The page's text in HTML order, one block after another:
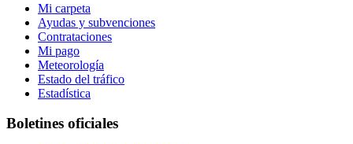
Mi carpeta
Ayudas y subvenciones
Contrataciones
Mi pago
Meteorología
Estado del tráfico
Estadística
Boletines oficiales